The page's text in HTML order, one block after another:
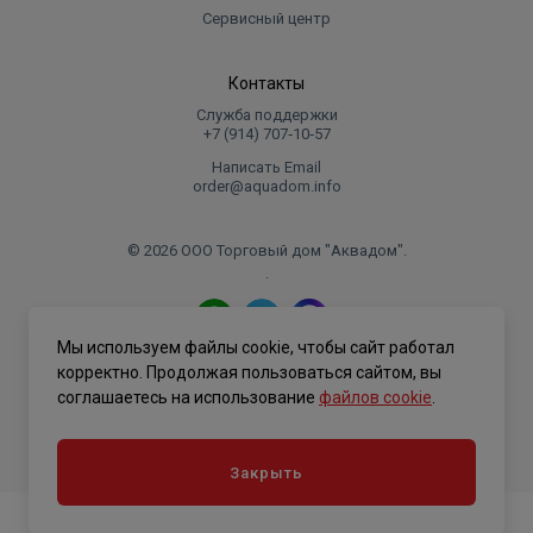
Сервисный центр
Контакты
Служба поддержки
+7 (914) 707‑10‑57
Написать Email
order@aquadom.info
© 2026 ООО Торговый дом "Аквадом".
.
Политика конфиденциальности
Мы используем файлы cookie, чтобы сайт работал
корректно. Продолжая пользоваться сайтом, вы
соглашаетесь на использование файлов cookie
Закрыть